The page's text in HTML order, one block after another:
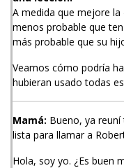
A medida que mejore
menos probable que
más probable que su
Veamos cómo podría
hubieran usado todas
Mamá: Bueno, ya
lista para llamar a
Hola, soy yo. ¿Es buen